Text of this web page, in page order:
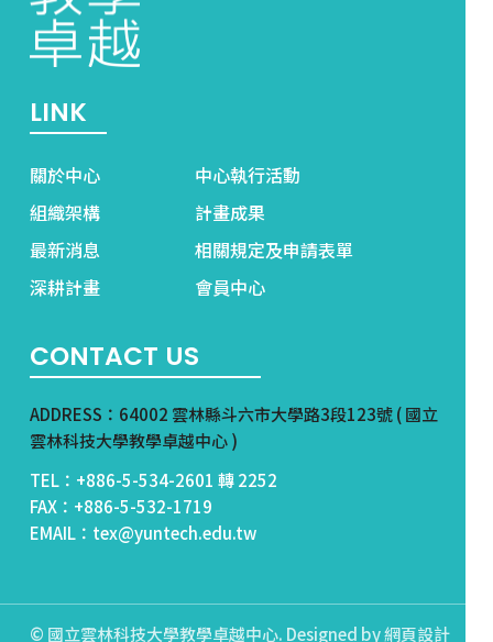
LINK
關於中心
中心執行活動
組織架構
計畫成果
最新消息
相關規定及申請表單
深耕計畫
會員中心
CONTACT US
ADDRESS：64002 雲林縣斗六市大學路3段123號 ( 國立
雲林科技大學教學卓越中心 )
TEL：+886-5-534-2601 轉 2252
FAX：+886-5-532-1719
EMAIL：tex@yuntech.edu.tw
© 國立雲林科技大學教學卓越中心. Designed by網頁設計